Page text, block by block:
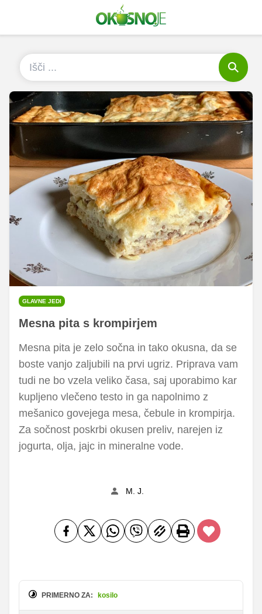
GLAVNE JEDI
Mesna pita s krompirjem
Mesna pita je zelo sočna in tako okusna, da se
boste vanjo zaljubili na prvi ugriz. Priprava vam
tudi ne bo vzela veliko časa, saj uporabimo kar
kupljeno vlečeno testo in ga napolnimo z
mešanico govejega mesa, čebule in krompirja.
Za sočnost poskrbi okusen preliv, narejen iz
jogurta, olja, jajc in mineralne vode.
M. J.
PRIMERNO ZA: kosilo